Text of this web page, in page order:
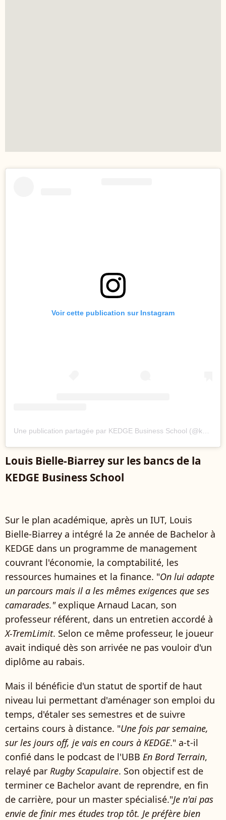
Voir cette publication sur Instagram
Louis Bielle-Biarrey sur les bancs de la
KEDGE Business School
Sur le plan académique, après un IUT, Louis
Bielle-Biarrey a intégré la 2e année de Bachelor à
KEDGE dans un programme de management
couvrant l'économie, la comptabilité, les
ressources humaines et la finance. "On lui adapte
un parcours mais il a les mêmes exigences que ses
camarades."explique Arnaud Lacan, son
professeur référent, dans un entretien accordé à
X-TremLimit. Selon ce même professeur, le joueur
avait indiqué dès son arrivée ne pas vouloir d'un
diplôme au rabais.
Mais il bénéficie d'un statut de sportif de haut
niveau lui permettant d'aménager son emploi du
temps, d'étaler ses semestres et de suivre
certains cours à distance. "Une fois par semaine,
sur les jours off, je vais en cours à KEDGE." a-t-il
confié dans le podcast de l'UBB En Bord Terrain,
relayé par Rugby Scapulaire. Son objectif est de
terminer ce Bachelor avant de reprendre, en fin
de carrière, pour un master spécialisé."Je n'ai pas
envie de finir mes études trop tôt. Je préfère bien